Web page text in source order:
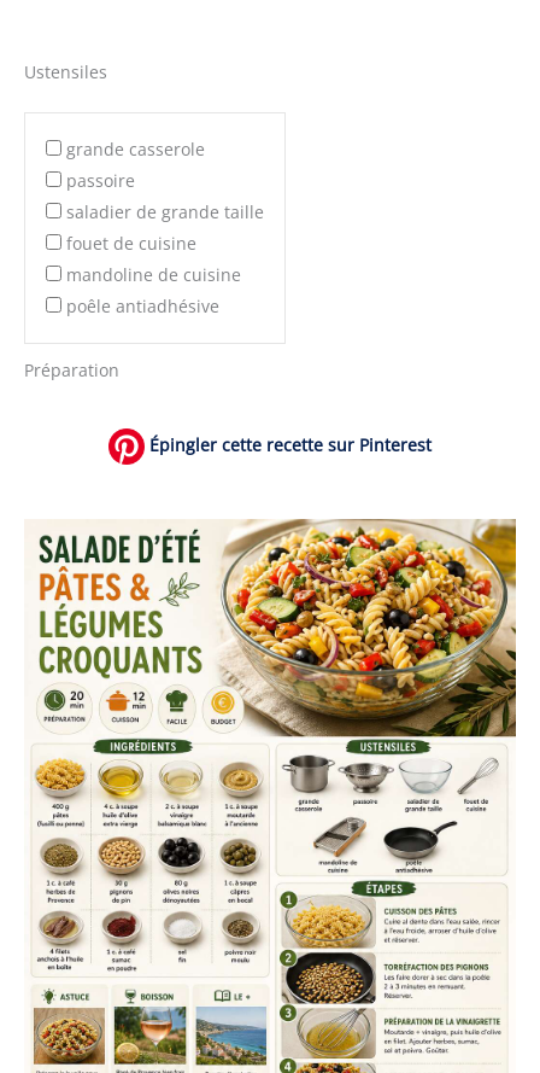
Ustensiles
grande casserole
passoire
saladier de grande taille
fouet de cuisine
mandoline de cuisine
poêle antiadhésive
Préparation
Épingler cette recette sur Pinterest